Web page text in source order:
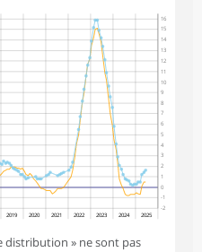
-2
-1
0
1
2
3
4
5
6
7
8
9
10
11
12
13
14
15
16
2019 2020 2021 2022 2023 2024 2025
distribution » ne sont pas